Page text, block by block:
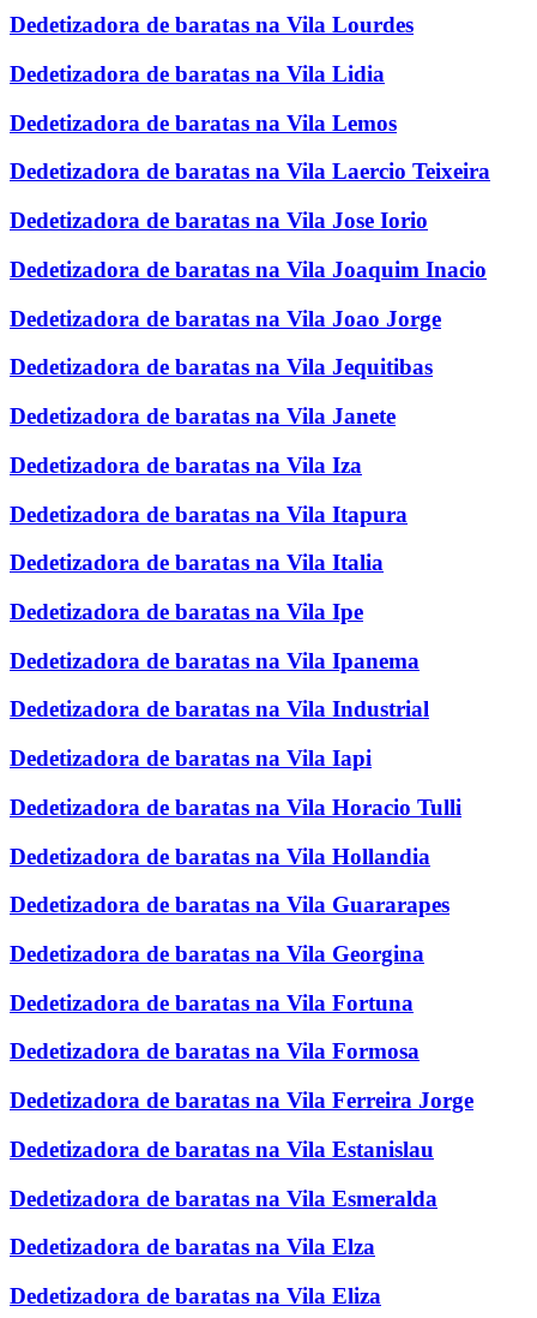
Dedetizadora de baratas na Vila Lourdes
Dedetizadora de baratas na Vila Lidia
Dedetizadora de baratas na Vila Lemos
Dedetizadora de baratas na Vila Laercio Teixeira
Dedetizadora de baratas na Vila Jose Iorio
Dedetizadora de baratas na Vila Joaquim Inacio
Dedetizadora de baratas na Vila Joao Jorge
Dedetizadora de baratas na Vila Jequitibas
Dedetizadora de baratas na Vila Janete
Dedetizadora de baratas na Vila Iza
Dedetizadora de baratas na Vila Itapura
Dedetizadora de baratas na Vila Italia
Dedetizadora de baratas na Vila Ipe
Dedetizadora de baratas na Vila Ipanema
Dedetizadora de baratas na Vila Industrial
Dedetizadora de baratas na Vila Iapi
Dedetizadora de baratas na Vila Horacio Tulli
Dedetizadora de baratas na Vila Hollandia
Dedetizadora de baratas na Vila Guararapes
Dedetizadora de baratas na Vila Georgina
Dedetizadora de baratas na Vila Fortuna
Dedetizadora de baratas na Vila Formosa
Dedetizadora de baratas na Vila Ferreira Jorge
Dedetizadora de baratas na Vila Estanislau
Dedetizadora de baratas na Vila Esmeralda
Dedetizadora de baratas na Vila Elza
Dedetizadora de baratas na Vila Eliza